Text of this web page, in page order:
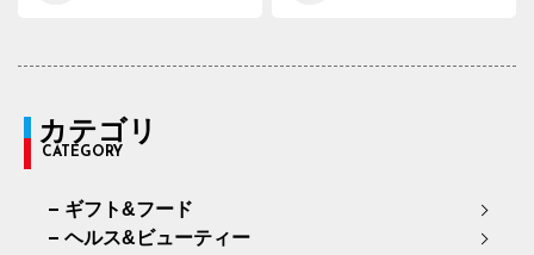
カテゴリ
CATEGORY
ギフト&フード
ヘルス&ビューティー